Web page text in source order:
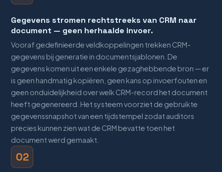
Gegevens stromen rechtstreeks van CRM naar
document — geen herhaalde invoer.
Vooraf gedefinieerde veldkoppelingen trekken CRM-
gegevens bij generatie in documentsjablonen. De
gegevens komen uit een enkele gezaghebbende bron — er
is geen handmatig kopiëren, geen kans op invoerfouten en
geen onduidelijkheid over welk CRM-record het document
heeft gegenereerd. Het systeem voorziet de gebruikte
gegevenssnapshot van een tijdstempel zodat auditors
precies kunnen zien wat de CRM bevatte toen het
document werd gemaakt.
02